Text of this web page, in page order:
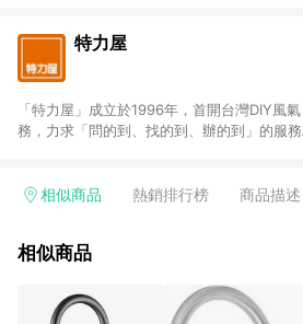
特力屋
「特力屋」成立於1996年，首開台灣DIY風
務，力求「問的到、找的到、辦的到」的服
客找到居家修繕、佈置或裝潢時所需；另外，
等各方面進行整合，提升服務質感，期望每一
結帳流程(Easy to buy)、每次到「特力屋」
發與靈感(Exciting experience)，同時持續
相似商品 熱銷排行榜 商品描述
相似商品